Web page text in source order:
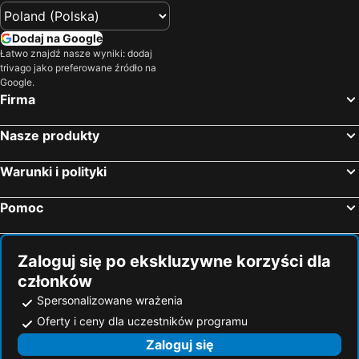
Calangianus, bed and breakfasts
Poltu Quatu, bed and breakfasts
Luras, bed and breakfasts
Carbini, bed and breakfasts
Porto Cervo, bed and breakfasts
Pianottoli-Caldarello, bed and breakfasts
Dodaj na Google
Łatwo znajdź nasze wyniki: dodaj
trivago jako preferowane źródło na
Google.
Firma
Nasze produkty
Warunki i polityki
Pomoc
Zaloguj się po ekskluzywne korzyści dla
członków
Spersonalizowane wrażenia
Oferty i ceny dla uczestników programu
Zaloguj się